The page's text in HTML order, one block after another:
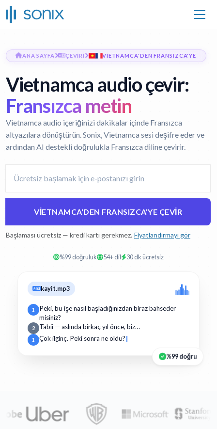
ANA SAYFA ÇEVIRI VIETNAMCA'DEN FRANSIZCA'YE
Vietnamca audio çevir:
Fransızca metin
Vietnamca audio içeriğinizi dakikalar içinde Fransızca
altyazılara dönüştürün. Sonix, Vietnamca sesi deşifre eder ve
ardından AI destekli doğrulukla Fransızca diline çevirir.
VIETNAMCA'DEN FRANSIZCA'YE ÇEVIR
Başlaması ücretsiz — kredi kartı gerekmez. Fiyatlandırmayı gör
%99 doğruluk 54+ dil 30 dk ücretsiz
kayit.mp3
1
Peki, bu işe nasıl başladığınızdan biraz bahseder
misiniz?
2 Tabii — aslında birkaç yıl önce, biz…
1 Çok ilginç. Peki sonra ne oldu?
%99 doğru